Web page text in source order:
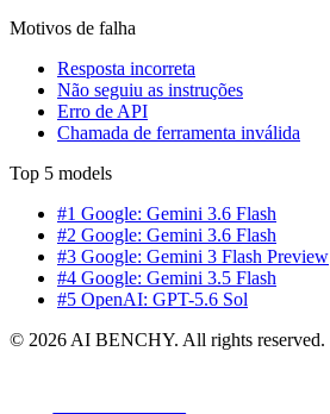
Motivos de falha
Resposta incorreta
Não seguiu as instruções
Erro de API
Chamada de ferramenta inválida
Top 5 models
#1 Google: Gemini 3.6 Flash
#2 Google: Gemini 3.6 Flash
#3 Google: Gemini 3 Flash Preview
#4 Google: Gemini 3.5 Flash
#5 OpenAI: GPT-5.6 Sol
© 2026 AI BENCHY. All rights reserved.